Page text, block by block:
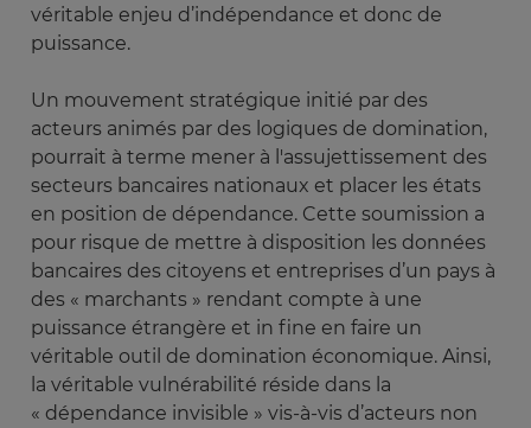
véritable enjeu d’indépendance et donc de
puissance.
Un mouvement stratégique initié par des
acteurs animés par des logiques de domination,
pourrait à terme mener à l'assujettissement des
secteurs bancaires nationaux et placer les états
en position de dépendance. Cette soumission a
pour risque de mettre à disposition les données
bancaires des citoyens et entreprises d’un pays à
des « marchants » rendant compte à une
puissance étrangère et in fine en faire un
véritable outil de domination économique. Ainsi,
la véritable vulnérabilité réside dans la
« dépendance invisible » vis-à-vis d’acteurs non